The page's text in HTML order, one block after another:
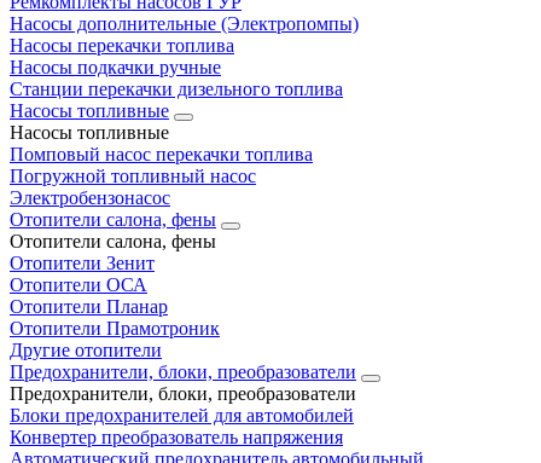
Насосы дополнительные (Электропомпы)
Насосы перекачки топлива
Насосы подкачки ручные
Станции перекачки дизельного топлива
Насосы топливные
Насосы топливные
Помповый насос перекачки топлива
Погружной топливный насос
Электробензонасос
Отопители салона, фены
Отопители салона, фены
Отопители Зенит
Отопители ОСА
Отопители Планар
Отопители Прамотроник
Другие отопители
Предохранители, блоки, преобразователи
Предохранители, блоки, преобразователи
Блоки предохранителей для автомобилей
Конвертер преобразователь напряжения